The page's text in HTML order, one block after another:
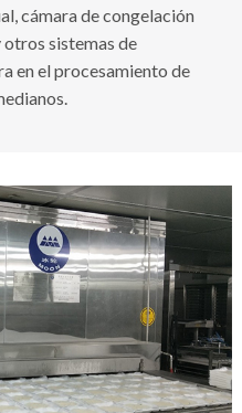
cámara de congelación
sistemas de
en el procesamiento de